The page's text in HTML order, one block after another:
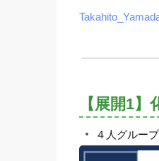
【展開1
４人グルー